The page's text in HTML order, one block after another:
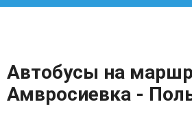
Автобусы на
Амвросиевка -